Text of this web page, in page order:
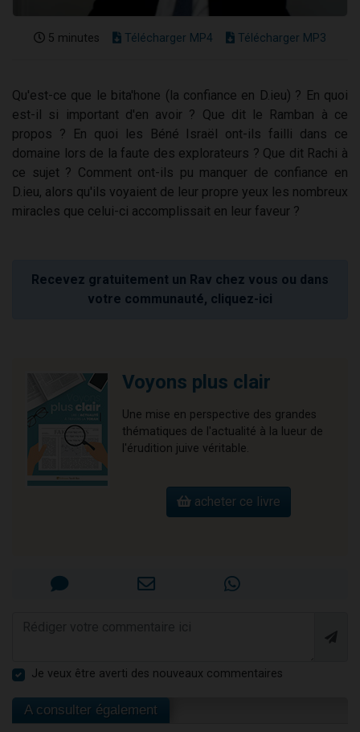
5 minutes Télécharger MP4 Télécharger MP3
Qu'est-ce que le bita'hone (la confiance en D.ieu) ? En quoi
est-il si important d'en avoir ? Que dit le Ramban à ce
propos ? En quoi les Béné Israël ont-ils failli dans ce
domaine lors de la faute des explorateurs ? Que dit Rachi à
ce sujet ? Comment ont-ils pu manquer de confiance en
D.ieu, alors qu'ils voyaient de leur propre yeux les nombreux
miracles que celui-ci accomplissait en leur faveur ?
Recevez gratuitement un Rav chez vous ou dans
votre communauté, cliquez-ici
Voyons plus clair
Une mise en perspective des grandes
thématiques de l'actualité à la lueur de
l'érudition juive véritable.
acheter ce livre
Je veux être averti des nouveaux commentaires
A consulter également